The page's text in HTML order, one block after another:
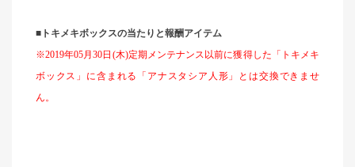
■ トキメキボックスの当たりと報酬アイテム
※2019年05月30日 (木)定期メンテナンス以前に獲得した「トキメキ
ボックス」に含まれる「アナスタシア人形」とは交換できませ
ん。